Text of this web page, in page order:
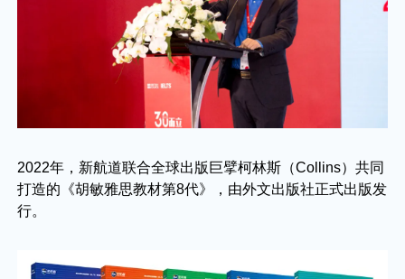
2022年，新航道联合全球出版巨擘柯林斯（Collins）共同
打造的《胡敏雅思教材第8代》，由外文出版社正式出版发
行。